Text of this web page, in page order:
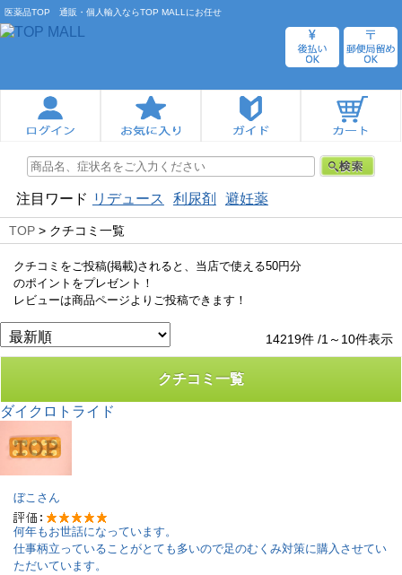
医薬品TOP 通販・個人輸入ならTOP MALLにお任せ
注目ワード リデュース 利尿剤 避妊薬
TOP > クチコミ一覧
クチコミをご投稿(掲載)されると、当店で使える50円分
のポイントをプレゼント！
レビューは商品ページよりご投稿できます！
14219件 /1～10件表示
クチコミ一覧
ダイクロトライド
ぼこ さん
何年もお世話になっています。
仕事柄立っていることがとても多いので足のむくみ対策に購入させてい
ただいています。